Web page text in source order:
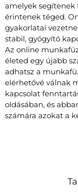
amelyek segítenek
érintenek téged.
gyakorlatai
stabil, gyógyító
Az online
életed egy újabb
adhatsz a
elérhetővé válnak
kapcsolat
oldásában, és
számára azokat a